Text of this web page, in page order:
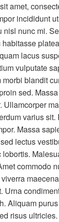
amet,
incididunt
nisl nunc mi.
lacus
vulputate
blandit
sed.
Ullamcorper
varius
Massa
lectus
commodo
Urna
Aliquam
risus ultricies.